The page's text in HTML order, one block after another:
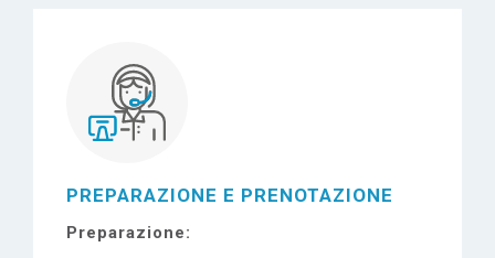
PREPARAZIONE E PRENOTAZIONE
Preparazione